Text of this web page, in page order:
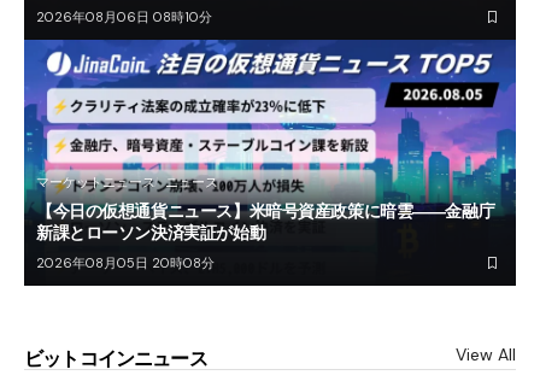
2026年08月06日 08時10分
マーケットニュース ニュース
【今日の仮想通貨ニュース】米暗号資産政策に暗雲――金融庁
新課とローソン決済実証が始動
2026年08月05日 20時08分
ビットコインニュース View All